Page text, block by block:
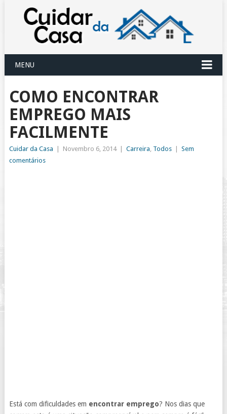
MENU
COMO ENCONTRAR
EMPREGO MAIS
FACILMENTE
Cuidar da Casa Novembro 6, 2014 Carreira Todos
Sem
comentários
Está com dificuldades em encontrar emprego? Nos dias que